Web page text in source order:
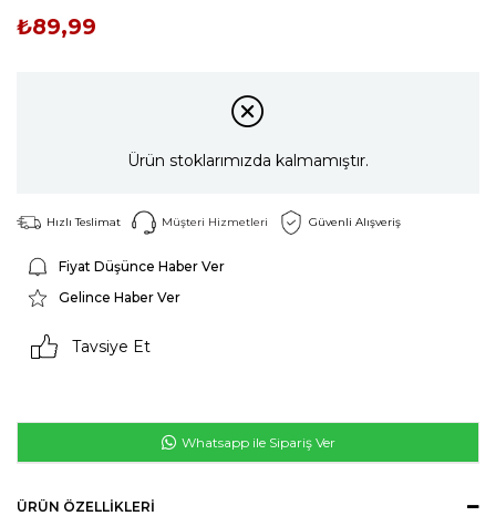
₺89,99
Ürün stoklarımızda kalmamıştır.
Hızlı Teslimat Müşteri Hizmetleri Güvenli Alışveriş
Fiyat Düşünce Haber Ver
Gelince Haber Ver
Tavsiye Et
Whatsapp ile Sipariş Ver
ÜRÜN ÖZELLIKLERI